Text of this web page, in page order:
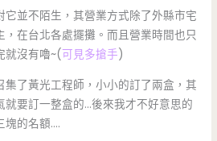
它並不陌生，其營業方式除了外縣市宅
在台北各處擺攤。而且營業時間也只
就沒有嚕~(可見多搶手)
了黃光工程師，小小的訂了兩盒，其
就要訂一整盒的…後來我才不好意思的
塊的名額….